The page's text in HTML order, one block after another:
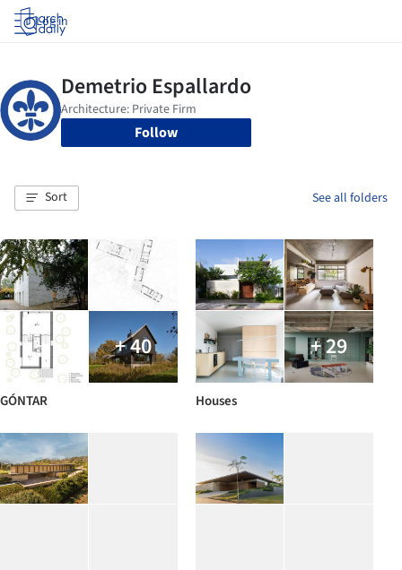
Log in
Follow
Sort See all folders
+ 40
GÓNTAR
+ 29
Houses